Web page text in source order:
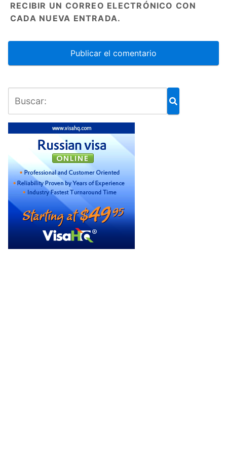
RECIBIR UN CORREO ELECTRÓNICO CON
CADA NUEVA ENTRADA.